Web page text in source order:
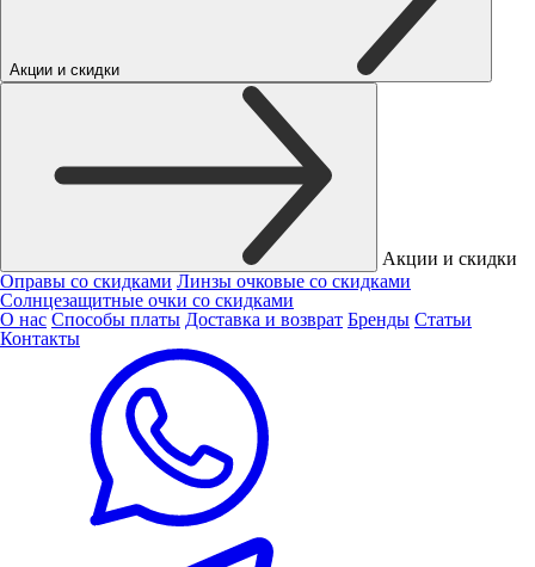
Акции и скидки
Акции и скидки
Оправы со скидками Линзы очковые со скидками
Солнцезащитные очки со скидками
О нас Способы платы Доставка и возврат Бренды Статьи
Контакты